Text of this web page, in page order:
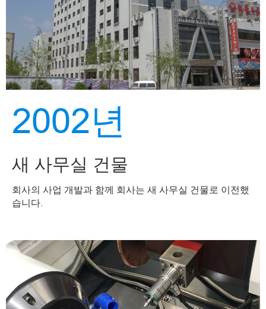
2002년
새 사무실 건물
회사의 사업 개발과 함께 회사는 새 사무실 건물로 이전했
습니다.